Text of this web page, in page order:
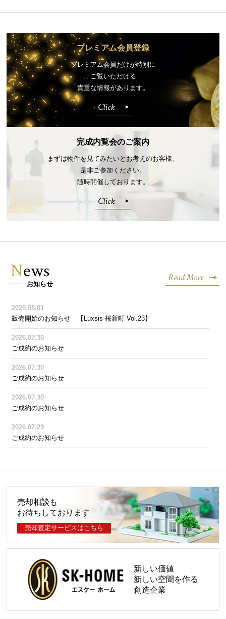
プレミアム会員登録
プレミアム会員だけが特別に
ご覧いただける
貴重な情報があります。
Click
完成内覧会のご案内
まずは物件を見てみたいとお考えのお客様、
是非ご参加ください。
随時開催しております。
Click
News
お知らせ
Read More
2026.08.01
販売開始のお知らせ 【Luxsis 桜新町 Vol.23】
2026.07.30
ご成約のお知らせ
2026.07.30
ご成約のお知らせ
2026.07.30
ご成約のお知らせ
2026.07.29
ご成約のお知らせ
2026.07.26
ご成約のお知らせ
2026.07.25
ご成約のお知らせ
2026.07.25
ご成約のお知らせ
2026.07.20
ご成約のお知らせ
売却相談も
お待ちしております
売却査定サービスはこちら
新しい価値
新しい空間を作る
創造企業